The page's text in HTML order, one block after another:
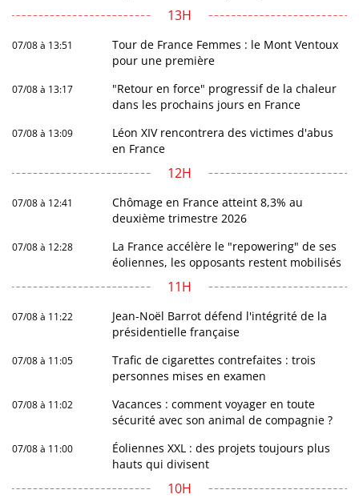
13H
07/08 à 13:51
Tour de France Femmes : le Mont Ventoux
pour une première
07/08 à 13:17
"Retour en force" progressif de la chaleur
dans les prochains jours en France
07/08 à 13:09
Léon XIV rencontrera des victimes d'abus
en France
12H
07/08 à 12:41
Chômage en France atteint 8,3% au
deuxième trimestre 2026
07/08 à 12:28
La France accélère le "repowering" de ses
éoliennes, les opposants restent mobilisés
11H
07/08 à 11:22
Jean-Noël Barrot défend l'intégrité de la
présidentielle française
07/08 à 11:05
Trafic de cigarettes contrefaites : trois
personnes mises en examen
07/08 à 11:02
Vacances : comment voyager en toute
sécurité avec son animal de compagnie ?
07/08 à 11:00
Éoliennes XXL : des projets toujours plus
hauts qui divisent
10H